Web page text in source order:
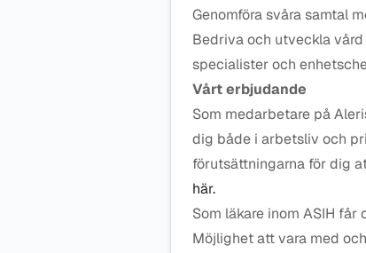
Genomföra svåra samtal
Bedriva och utveckla
specialister och
Vårt erbjudande
Som medarbetare på
dig både i arbetsliv och
förutsättningarna för dig
här.
Som läkare inom ASIH får
Möjlighet att vara med